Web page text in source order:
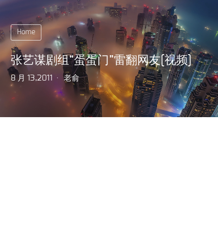
Home
张艺谋剧组“蛋蛋门”雷翻网友[视频]
8 月 13,2011 老俞